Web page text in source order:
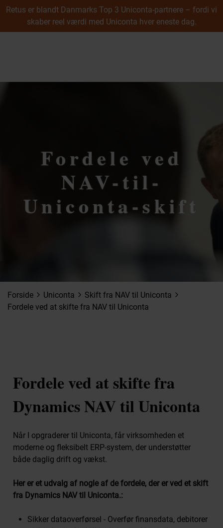
Retus er blandt Danmarks Top 3 Uniconta-partnere – fordi vi
skaber reel værdi med Uniconta hver eneste dag.
Cases
Webshop
Undervisning
Uniconta prisliste
Uniconta Add-ons & Plugins
Uniconta API
Integration
Datamigrering
Konvertering til Uniconta
Ydelser
Digital Frihed
Seminarer og kurser
Om os
Pressemateriale
Great Place To Work
Kontakt os
Kontakt os
Fordele ved
NAV-til-
Uniconta-skift
Forside arrow_forward_ios Uniconta arrow_forward_ios Skift fra NAV til Uniconta arrow_forward_ios
Fordele ved at skifte fra NAV til Uniconta
Fordele ved at skifte fra
Dynamics NAV til Uniconta
Når I opgraderer til Uniconta, får virksomheden et
moderne og fleksibelt ERP-system, der understøtter
både daglig drift og vækst.
Her er et udvalg af nogle af de fordele, der er ved et skift
fra Dynamics NAV til Uniconta.:
Sikker dataoverførsel - Overfør finansdata, debitorer